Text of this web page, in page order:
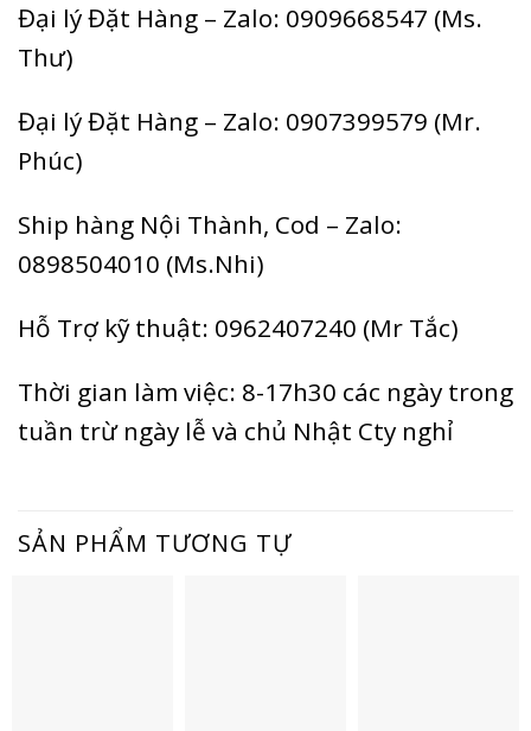
Đại lý Đặt Hàng – Zalo: 0909668547 (Ms.
Thư)
Đại lý Đặt Hàng – Zalo: 0907399579 (Mr.
Phúc)
Ship hàng Nội Thành, Cod – Zalo:
0898504010 (Ms.Nhi)
Hỗ Trợ kỹ thuật: 0962407240 (Mr Tắc)
Thời gian làm việc: 8-17h30 các ngày trong
tuần trừ ngày lễ và chủ Nhật Cty nghỉ
SẢN PHẨM TƯƠNG TỰ